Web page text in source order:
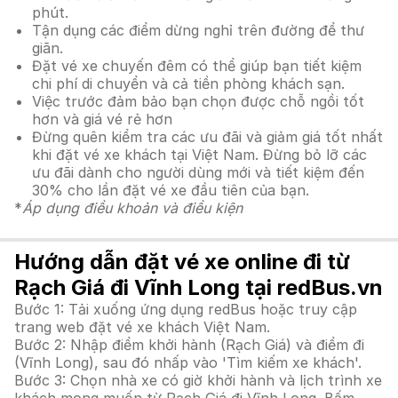
phút.
Tận dụng các điểm dừng nghỉ trên đường để thư
giãn.
Đặt vé xe chuyến đêm có thể giúp bạn tiết kiệm
chi phí di chuyển và cả tiền phòng khách sạn.
Việc trước đảm bảo bạn chọn được chỗ ngồi tốt
hơn và giá vé rẻ hơn
Đừng quên kiểm tra các ưu đãi và giảm giá tốt nhất
khi đặt vé xe khách tại Việt Nam. Đừng bỏ lỡ các
ưu đãi dành cho người dùng mới và tiết kiệm đến
30% cho lần đặt vé xe đầu tiên của bạn.
*Áp dụng điều khoản và điều kiện
Hướng dẫn đặt vé xe online đi từ
Rạch Giá đi Vĩnh Long tại redBus.vn
Bước 1: Tải xuống ứng dụng redBus hoặc truy cập
trang web đặt vé xe khách Việt Nam.
Bước 2: Nhập điểm khởi hành (Rạch Giá) và điểm đi
(Vĩnh Long), sau đó nhấp vào 'Tìm kiếm xe khách'.
Bước 3: Chọn nhà xe có giờ khởi hành và lịch trình xe